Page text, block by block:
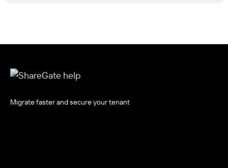
Migrate faster and secure your tenant